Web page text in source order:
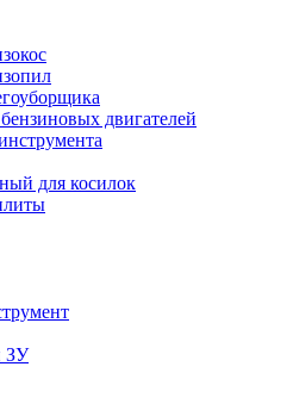
двигателей
для косилок
ЗУ